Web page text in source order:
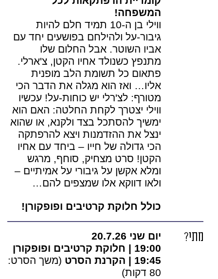
המשפחה!
ווילי בן ה-10 תמיד חלם להיות
גיבור-על ולהילחם בפושעים יחד עם
אביו השוטר. אבל החלום שלו
מתנפץ כשנולד אחיו הקטן, צ'ארלי.
פתאום כל תשומת הלב מופנית
אליו… ואז הוא מגלה את הדבר הכי
מטורף: לצ'רלי יש כוחות-על! עכשיו
ווילי יצטרך לקחת החלטה: האם הוא
ימשיך להסתכל בצד ולקנא, או שהוא
ינצל את ההזדמנות ויצא להרפתקה
הכי גדולה של חייו – ביחד עם אחיו
הקטן! סרט מצחיק, סוחף, מרגש
ומלא אקשן על גיבורי על אמיתיים –
ולאו דווקא אלו שמצפים להם…
כולל חלוקת קרטיבים ופופקורן!
מתי?
יום שני 20.7.26
19:00 | חלוקת קרטיבים ופופקורן
19:45 | הקרנת הסרט
(משך הסרט:
80 דקות)